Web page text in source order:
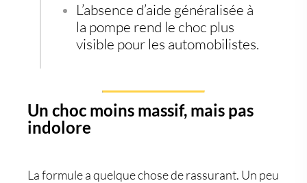
L’absence d’aide généralisée à
la pompe rend le choc plus
visible pour les automobilistes.
Un choc moins massif, mais pas
indolore
La formule a quelque chose de rassurant. Un peu